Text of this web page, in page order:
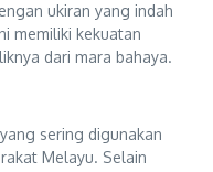
ukiran yang indah
memiliki kekuatan
dari mara bahaya.
sering digunakan
Melayu. Selain